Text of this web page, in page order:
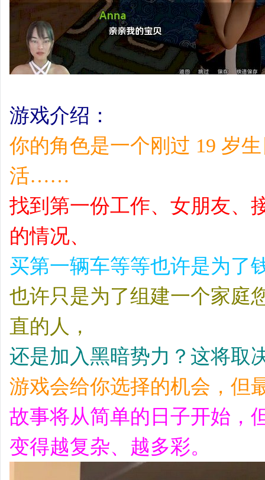
游戏介绍：
你的角色是一个刚过 19 岁
活……
找到第一份工作、女朋友、
的情况、
买第一辆车等等也许是为了
也许只是为了组建一个家庭
直的人，
还是加入黑暗势力？这将取
游戏会给你选择的机会，但
故事将从简单的日子开始，
变得越复杂、越多彩。